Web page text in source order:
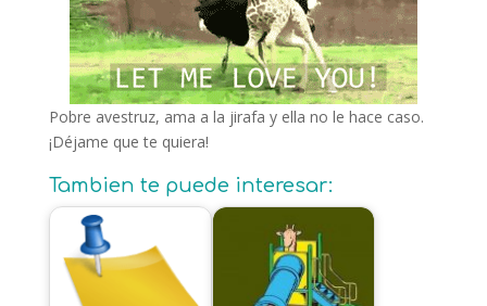
Pobre avestruz, ama a la jirafa y ella no le hace caso.
¡Déjame que te quiera!
Tambien te puede interesar: